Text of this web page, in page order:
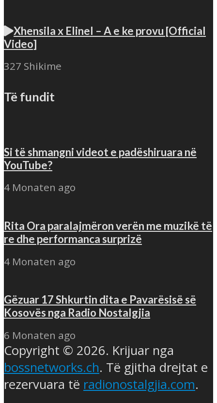
Xhensila x Elinel – A e ke provu [Official
Video]
327 Shikime
Të fundit
Si të shmangni videot e padëshiruara në
YouTube?
4 Monaten ago
Rita Ora paralajmëron verën me muzikë të
re dhe performanca surprizë
4 Monaten ago
Gëzuar 17 Shkurtin dita e Pavarësisë së
Kosovës nga Radio Nostalgjia
6 Monaten ago
Copyright © 2026. Krijuar nga
bossnetworks.ch. Të gjitha drejtat e
rezervuara të radionostalgjia.com.